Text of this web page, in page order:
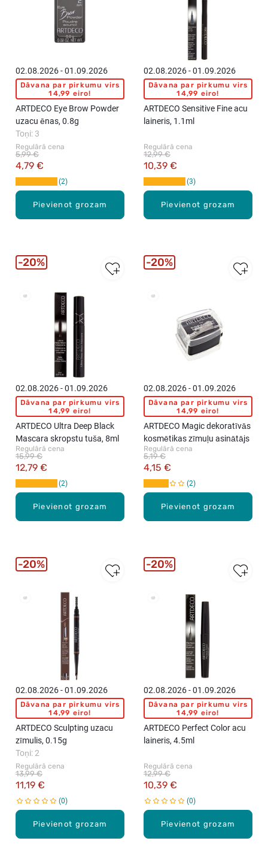
Pievienot grozam
02.08.2026 - 01.09.2026
Dāvana par pirkumu virs
14,99 eiro!
ARTDECO Eye Brow Powder
uzacu ēnas, 0.8g
Regulārā cena
4,79 €
5,99 €
Toņi: 3
2
Pievienot grozam
02.08.2026 - 01.09.2026
Dāvana par pirkumu virs
14,99 eiro!
ARTDECO Sensitive Fine acu
laineris, 1.1ml
Regulārā cena
10,39 €
12,99 €
3
Pievienot grozam
02.08.2026 - 01.09.2026
Dāvana par pirkumu virs
14,99 eiro!
ARTDECO Ultra Deep Black
Mascara skropstu tuša, 8ml
Regulārā cena
12,79 €
15,99 €
2
20%
Pievienot grozam
02.08.2026 - 01.09.2026
Dāvana par pirkumu virs
14,99 eiro!
ARTDECO Magic dekoratīvās
kosmētikas zīmuļu asinātājs
Regulārā cena
4,15 €
5,19 €
2
20%
Pievienot grozam
02.08.2026 - 01.09.2026
Dāvana par pirkumu virs
14,99 eiro!
ARTDECO Sculpting uzacu
zīmulis, 0.15g
Regulārā cena
11,19 €
13,99 €
Toņi: 2
0
20%
Pievienot grozam
02.08.2026 - 01.09.2026
Dāvana par pirkumu virs
14,99 eiro!
ARTDECO Perfect Color acu
laineris, 4.5ml
Regulārā cena
10,39 €
12,99 €
0
20%